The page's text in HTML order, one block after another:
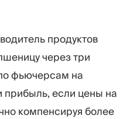
продуктов
через три
фьючерсам на
если цены на
компенсируя более